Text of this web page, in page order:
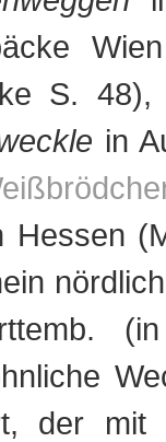
S.
in
Hessen
der mit